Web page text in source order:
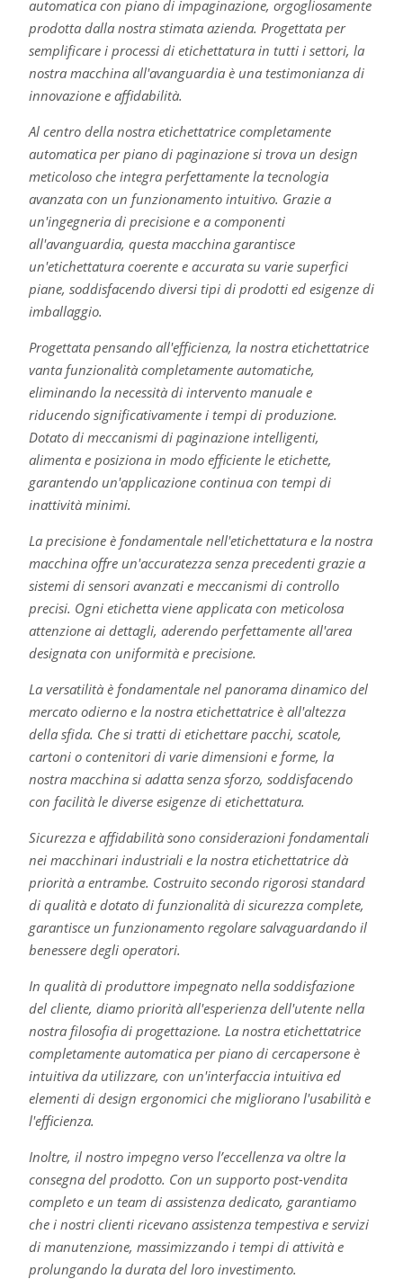
automatica con piano di impaginazione, orgogliosamente
prodotta dalla nostra stimata azienda. Progettata per
semplificare i processi di etichettatura in tutti i settori, la
nostra macchina all'avanguardia è una testimonianza di
innovazione e affidabilità.
Al centro della nostra etichettatrice completamente
automatica per piano di paginazione si trova un design
meticoloso che integra perfettamente la tecnologia
avanzata con un funzionamento intuitivo. Grazie a
un'ingegneria di precisione e a componenti
all'avanguardia, questa macchina garantisce
un'etichettatura coerente e accurata su varie superfici
piane, soddisfacendo diversi tipi di prodotti ed esigenze di
imballaggio.
Progettata pensando all'efficienza, la nostra etichettatrice
vanta funzionalità completamente automatiche,
eliminando la necessità di intervento manuale e
riducendo significativamente i tempi di produzione.
Dotato di meccanismi di paginazione intelligenti,
alimenta e posiziona in modo efficiente le etichette,
garantendo un'applicazione continua con tempi di
inattività minimi.
La precisione è fondamentale nell'etichettatura e la nostra
macchina offre un'accuratezza senza precedenti grazie a
sistemi di sensori avanzati e meccanismi di controllo
precisi. Ogni etichetta viene applicata con meticolosa
attenzione ai dettagli, aderendo perfettamente all'area
designata con uniformità e precisione.
La versatilità è fondamentale nel panorama dinamico del
mercato odierno e la nostra etichettatrice è all'altezza
della sfida. Che si tratti di etichettare pacchi, scatole,
cartoni o contenitori di varie dimensioni e forme, la
nostra macchina si adatta senza sforzo, soddisfacendo
con facilità le diverse esigenze di etichettatura.
Sicurezza e affidabilità sono considerazioni fondamentali
nei macchinari industriali e la nostra etichettatrice dà
priorità a entrambe. Costruito secondo rigorosi standard
di qualità e dotato di funzionalità di sicurezza complete,
garantisce un funzionamento regolare salvaguardando il
benessere degli operatori.
In qualità di produttore impegnato nella soddisfazione
del cliente, diamo priorità all'esperienza dell'utente nella
nostra filosofia di progettazione. La nostra etichettatrice
completamente automatica per piano di cercapersone è
intuitiva da utilizzare, con un'interfaccia intuitiva ed
elementi di design ergonomici che migliorano l'usabilità e
l'efficienza.
Inoltre, il nostro impegno verso l’eccellenza va oltre la
consegna del prodotto. Con un supporto post-vendita
completo e un team di assistenza dedicato, garantiamo
che i nostri clienti ricevano assistenza tempestiva e servizi
di manutenzione, massimizzando i tempi di attività e
prolungando la durata del loro investimento.